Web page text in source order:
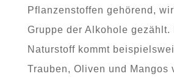
Pflanzenstoffen gehörend,
Gruppe der Alkohole gezählt.
Naturstoff kommt
Trauben, Oliven und Mangos